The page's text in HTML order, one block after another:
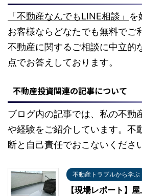
「不動産なんでもLINE相談」 を
お客様ならどなたでも無料でご
不動産に関するご相談に中立的
点でお答えしております。
不動産投資関連の記事について
ブログ内の記事では、私の不動
や経験をご紹介しています。不
断と自己責任でおこないくださ
不動産トラブルから学ぶ
【現場レポート】